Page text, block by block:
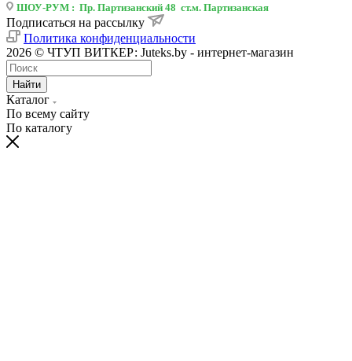
ШОУ-РУМ : Пр. Партизанский 48 ст.м. Партизанская
Подписаться на рассылку
Политика конфиденциальности
2026 © ЧТУП ВИТКЕР: Juteks.by - интернет-магазин
Найти
Каталог
По всему сайту
По каталогу